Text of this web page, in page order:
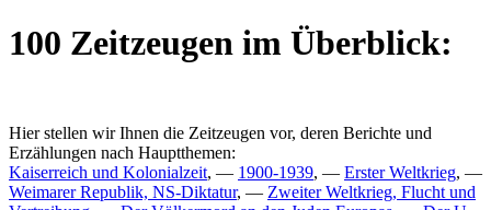
100 Zeitzeugen im Überblick:
Hier stellen wir Ihnen die Zeitzeugen vor, deren Berichte und
Erzählungen nach Hauptthemen:
Kaiserreich und Kolonialzeit, — 1900-1939, — Erster Weltkrieg, —
Weimarer Republik, NS-Diktatur, — Zweiter Weltkrieg, Flucht und